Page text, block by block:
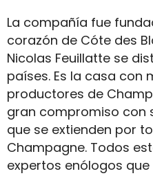
La compañía fue
corazón de Cóte des
Nicolas Feuillatte se
países. Es la casa con
productores de
gran compromiso con
que se extienden por
Champagne. Todos
expertos enólogos